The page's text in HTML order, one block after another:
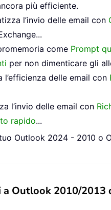
più efficiente.
l’invio delle email con
come Prompt
per non dimenticare gli
l’efficienza delle email con
l’invio delle email con
rapido...
Outlook 2024 - 2010 o
a Outlook 2010/